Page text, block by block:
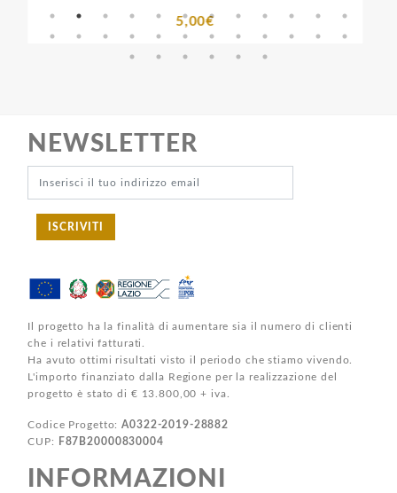
5,00€
NEWSLETTER
ISCRIVITI
Il progetto ha la finalità di aumentare sia il numero di clienti
che i relativi fatturati.
Ha avuto ottimi risultati visto il periodo che stiamo vivendo.
L'importo finanziato dalla Regione per la realizzazione del
progetto è stato di € 13.800,00 + iva.
Codice Progetto:A0322-2019-28882
CUP:
F87B20000830004
INFORMAZIONI